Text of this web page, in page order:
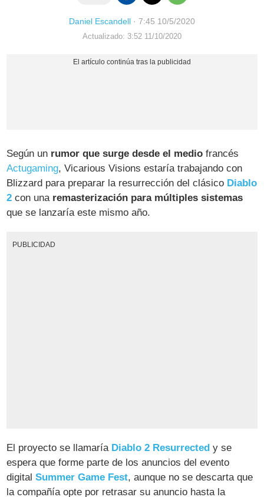
Daniel Escandell · 7:45 10/5/2020
Actualizado: 3:52 11/10/2020
Según un rumor que surge desde el medio francés
Actugaming, Vicarious Visions estaría trabajando con
Blizzard para preparar la resurrección del clásico Diablo
2 con una remasterización para múltiples sistemas
que se lanzaría este mismo año.
PUBLICIDAD
El proyecto se llamaría Diablo 2 Resurrected y se
espera que forme parte de los anuncios del evento
digitalSummer Game Fest, aunque no se descarta que
la compañía opte por retrasar su anuncio hasta la